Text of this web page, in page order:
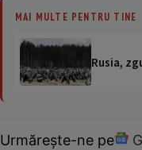
MAI MULTE PENTRU TINE
Rusia,
Urmărește-ne pe